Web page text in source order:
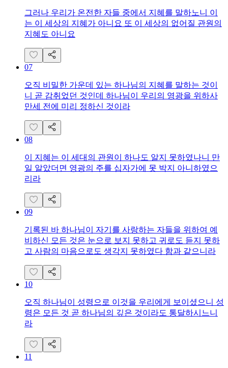
그러나 우리가 온전한 자들 중에서 지혜를 말하노니 이
는 이 세상의 지혜가 아니요 또 이 세상의 없어질 관원의
지혜도 아니요
07
오직 비밀한 가운데 있는 하나님의 지혜를 말하는 것이
니 곧 감취었던 것인데 하나님이 우리의 영광을 위하사
만세 전에 미리 정하신 것이라
08
이 지혜는 이 세대의 관원이 하나도 알지 못하였나니 만
일 알았더면 영광의 주를 십자가에 못 박지 아니하였으
리라
09
기록된 바 하나님이 자기를 사랑하는 자들을 위하여 예
비하신 모든 것은 눈으로 보지 못하고 귀로도 듣지 못하
고 사람의 마음으로도 생각지 못하였다 함과 같으니라
10
오직 하나님이 성령으로 이것을 우리에게 보이셨으니 성
령은 모든 것 곧 하나님의 깊은 것이라도 통달하시느니
라
11